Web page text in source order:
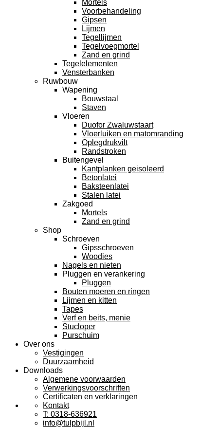
Mortels
Voorbehandeling
Gipsen
Lijmen
Tegellijmen
Tegelvoegmortel
Zand en grind
Tegelelementen
Vensterbanken
Ruwbouw
Wapening
Bouwstaal
Staven
Vloeren
Duofor Zwaluwstaart
Vloerluiken en matomranding
Oplegdrukvilt
Randstroken
Buitengevel
Kantplanken geisoleerd
Betonlatei
Baksteenlatei
Stalen latei
Zakgoed
Mortels
Zand en grind
Shop
Schroeven
Gipsschroeven
Woodies
Nagels en nieten
Pluggen en verankering
Pluggen
Bouten moeren en ringen
Lijmen en kitten
Tapes
Verf en beits, menie
Stucloper
Purschuim
Over ons
Vestigingen
Duurzaamheid
Downloads
Algemene voorwaarden
Verwerkingsvoorschriften
Certificaten en verklaringen
Kontakt
T: 0318-636921
info@tulpbijl.nl